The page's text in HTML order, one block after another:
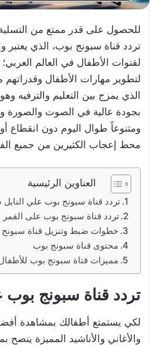
للحصول على قدر ممتع من
تردد قناة سبونج بوب، الذي يعتبر
لقنوات الأطفال في العالم
لتطوير مهارات الأطفال وقدراتهم
الذي يمزج بين التعليم والترفيه
بجودة عالية في الصوت والصورة
ومتنوعاً طوال اليوم دون انقطاع
محط إعجاب الكثيرين من جميع
العناوين الرئيسية
تردد قناة سبونج بوب علي
تردد قناة سبونج بوب على
خطوات ضبط وتنزيل قناة
محتوى قناة سبونج بوب
مميزات قناة سبونج بوب
تردد قناة سبونج
لكي يستمتع أطفالك بمشاهدة
والأغاني والأناشيد المميزة ينصح